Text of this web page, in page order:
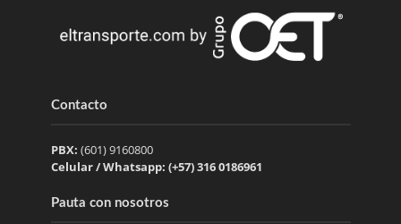
Contacto
PBX: (601) 9160800
Celular / Whatsapp: (+57) 316 0186961
Pauta con nosotros